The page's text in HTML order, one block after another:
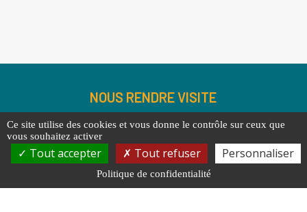
NOUS RENDRE VISITE
27 Av. Aristide Briand
NOUS CONTACTER
03 84 97 02 40
Ce site utilise des cookies et vous donne le contrôle sur ceux que
vous souhaitez activer
Tout accepter Tout refuser Personnaliser
Politique de confidentialité